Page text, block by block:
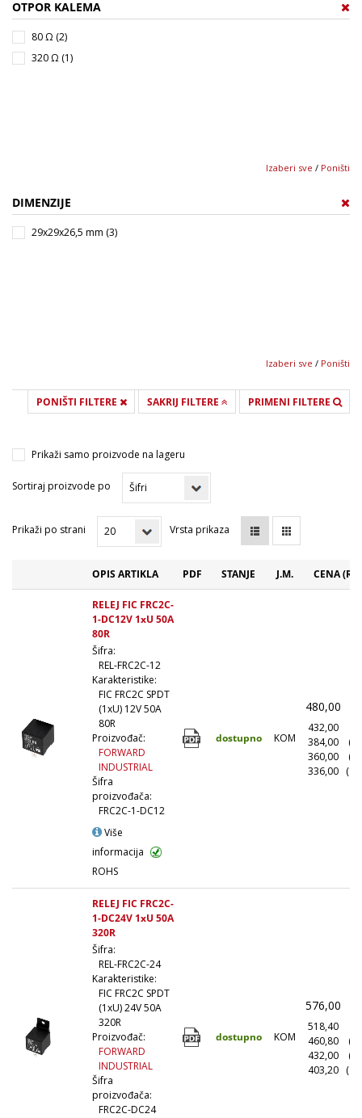
OTPOR KALEMA
80 Ω (2)
320 Ω (1)
Izaberi sve / Poništi
DIMENZIJE
29x29x26,5 mm (3)
Izaberi sve / Poništi
PONIŠTI FILTERE SAKRIJ FILTERE PRIMENI FILTERE
Prikaži samo proizvode na lageru
Sortiraj proizvode po
Prikaži po strani Vrsta prikaza
OPIS ARTIKLA PDF STANJE J.M. CENA
RELEJ FIC FRC2C-
1-DC12V 1xU 50A
80R
Šifra:
REL-FRC2C-12
Karakteristike:
FIC FRC2C SPDT
(1xU) 12V 50A
80R
Proizvođač:
FORWARD
INDUSTRIAL
Šifra
proizvođača:
FRC2C-1-DC12
Više
informacija
ROHS
dostupno KOM
480,00
432,00
384,00
360,00
336,00
RELEJ FIC FRC2C-
1-DC24V 1xU 50A
320R
Šifra:
REL-FRC2C-24
Karakteristike:
FIC FRC2C SPDT
(1xU) 24V 50A
320R
Proizvođač:
FORWARD
INDUSTRIAL
Šifra
proizvođača:
FRC2C-DC24
dostupno KOM
576,00
518,40
460,80
432,00
403,20